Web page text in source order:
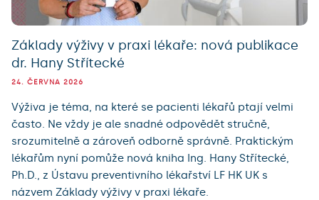
Základy výživy v praxi lékaře: nová publikace
dr. Hany Střítecké
24. ČERVNA 2026
Výživa je téma, na které se pacienti lékařů ptají velmi
často. Ne vždy je ale snadné odpovědět stručně,
srozumitelně a zároveň odborně správně. Praktickým
lékařům nyní pomůže nová kniha Ing. Hany Střítecké,
Ph.D., z Ústavu preventivního lékařství LF HK UK s
názvem Základy výživy v praxi lékaře.